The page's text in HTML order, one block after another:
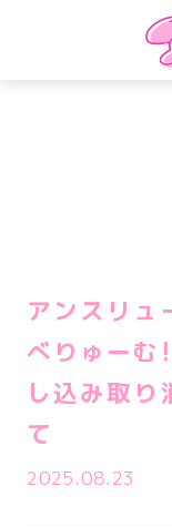
アンスリュ
べりゅー
し込み取り
て
2025.08.23